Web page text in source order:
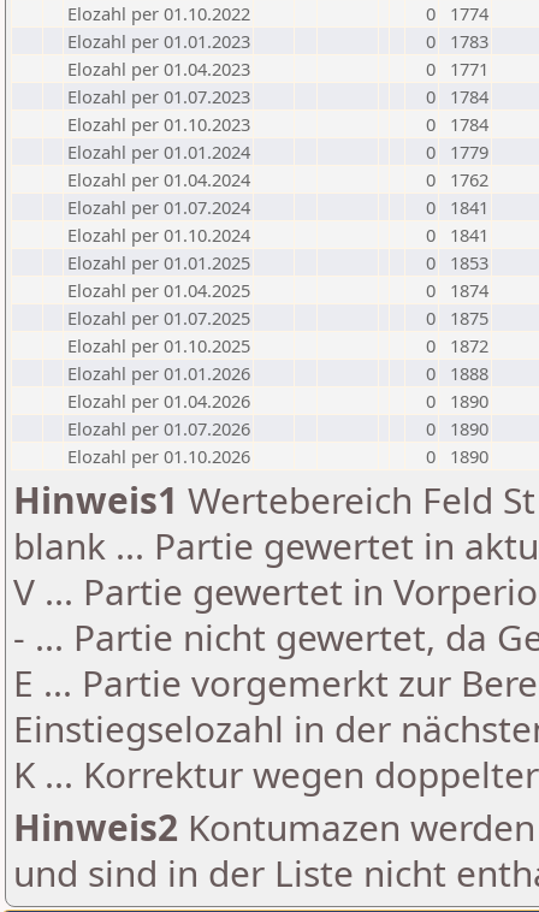
Elozahl per 01.10.2022
0
1774
Elozahl per 01.01.2023
0
1783
Elozahl per 01.04.2023
0
1771
Elozahl per 01.07.2023
0
1784
Elozahl per 01.10.2023
0
1784
Elozahl per 01.01.2024
0
1779
Elozahl per 01.04.2024
0
1762
Elozahl per 01.07.2024
0
1841
Elozahl per 01.10.2024
0
1841
Elozahl per 01.01.2025
0
1853
Elozahl per 01.04.2025
0
1874
Elozahl per 01.07.2025
0
1875
Elozahl per 01.10.2025
0
1872
Elozahl per 01.01.2026
0
1888
Elozahl per 01.04.2026
0
1890
Elozahl per 01.07.2026
0
1890
Elozahl per 01.10.2026
0 1890
Hinweis1 Wertebereich Feld
blank ... Partie gewertet in
V ... Partie gewertet in
- ... Partie nicht gewertet, da
E ... Partie vorgemerkt zur
Einstiegselozahl in der
K ... Korrektur wegen
Hinweis2 Kontumazen
und sind in der Liste nicht